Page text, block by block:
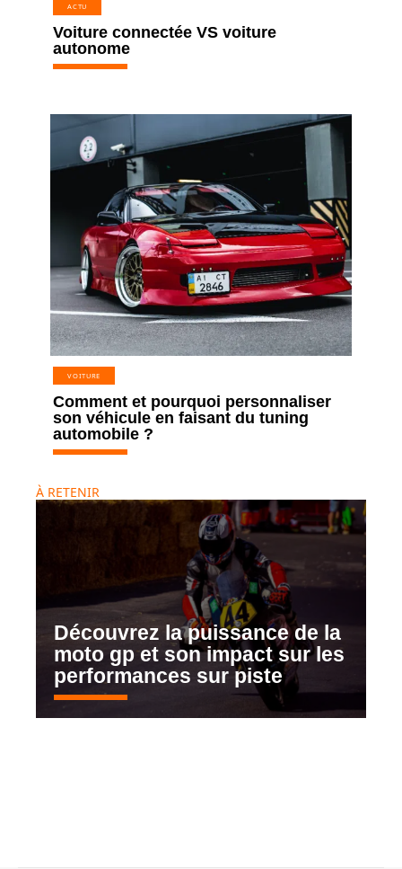
ACTU
Voiture connectée VS voiture
autonome
VOITURE
Comment et pourquoi personnaliser
son véhicule en faisant du tuning
automobile ?
À RETENIR
Découvrez la puissance de la
moto gp et son impact sur les
performances sur piste